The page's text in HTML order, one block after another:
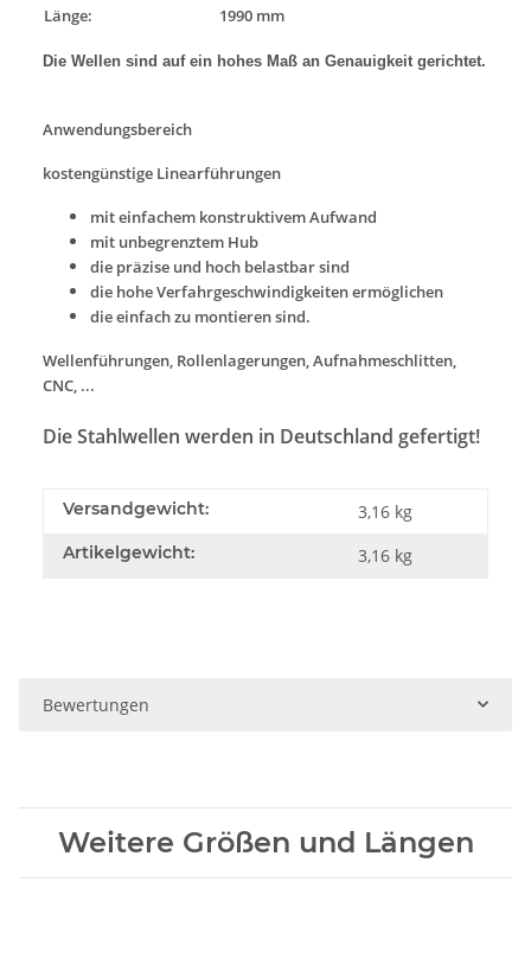
Länge: 1990 mm
Die Wellen sind auf ein hohes Maß an Genauigkeit gerichtet.
Anwendungsbereich
kostengünstige Linearführungen
mit einfachem konstruktivem Aufwand
mit unbegrenztem Hub
die präzise und hoch belastbar sind
die hohe Verfahrgeschwindigkeiten ermöglichen
die einfach zu montieren sind.
Wellenführungen, Rollenlagerungen, Aufnahmeschlitten,
CNC, ...
Die Stahlwellen werden in Deutschland gefertigt!
Versandgewicht: 3,16 kg
Artikelgewicht: 3,16 kg
Bewertungen
Weitere Größen und Längen